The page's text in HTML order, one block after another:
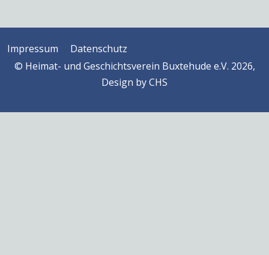
Impressum
Datenschutz
© Heimat- und Geschichtsverein Buxtehude e.V. 2026,
Design byCHS